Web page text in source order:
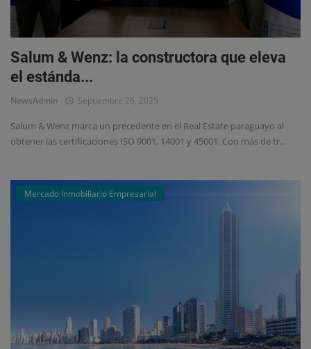
Eventos
Salum & Wenz: la constructora que eleva
el estánda...
NewsAdmin Septiembre 26, 2025
Salum & Wenz marca un precedente en el Real Estate paraguayo al
obtener las certificaciones ISO 9001, 14001 y 45001. Con más de tr...
Mercado Inmobiliario Empresarial